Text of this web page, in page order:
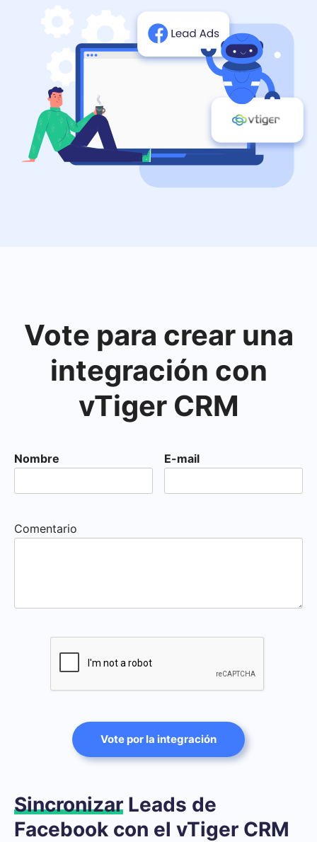
Vote para crear una
integración con
vTiger CRM
Nombre E-mail
Comentario
Vote por la integración
Sincronizar Leads de
Facebook con el vTiger CRM